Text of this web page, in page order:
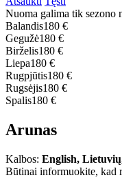
Nuoma galima tik sezono
Balandis180 €
Gegužė180 €
Birželis180 €
Liepa180 €
Rugpjūtis180 €
Rugsėjis180 €
Spalis180 €
Arunas
Kalbos: English,
Būtinai informuokite, kad